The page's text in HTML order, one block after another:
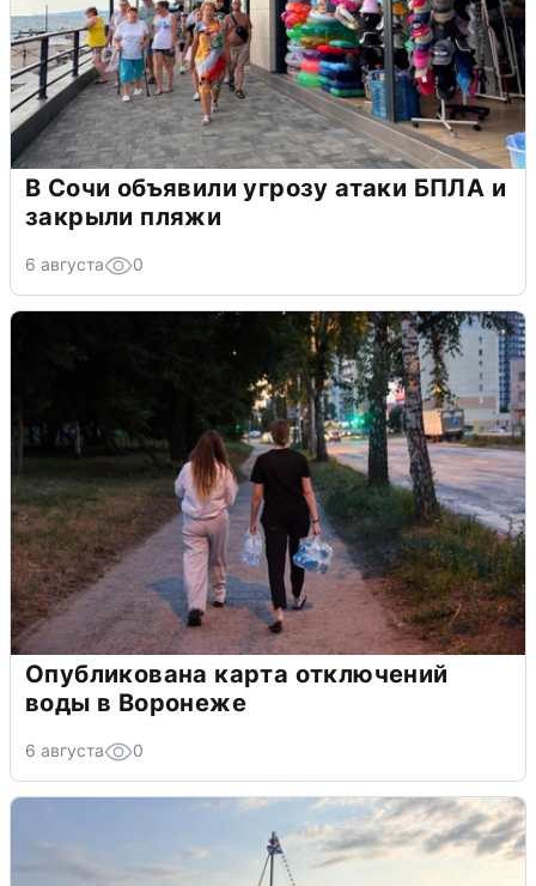
В Сочи объявили угрозу атаки БПЛА и
закрыли пляжи
6 августа 0
Опубликована карта отключений
воды в Воронеже
6 августа 0